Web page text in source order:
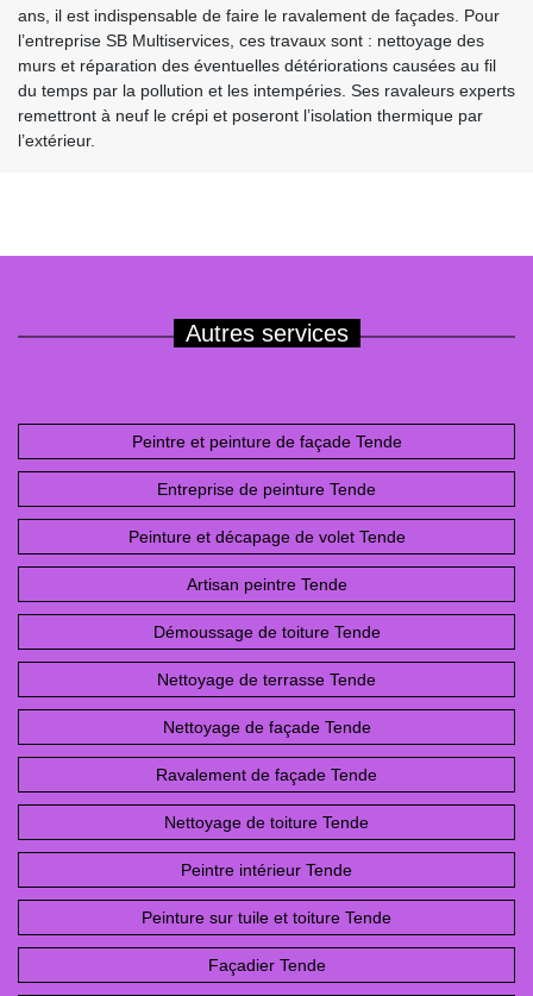
ans, il est indispensable de faire le ravalement de façades. Pour
l’entreprise SB Multiservices, ces travaux sont : nettoyage des
murs et réparation des éventuelles détériorations causées au fil
du temps par la pollution et les intempéries. Ses ravaleurs experts
remettront à neuf le crépi et poseront l’isolation thermique par
l’extérieur.
Autres services
Peintre et peinture de façade Tende
Entreprise de peinture Tende
Peinture et décapage de volet Tende
Artisan peintre Tende
Démoussage de toiture Tende
Nettoyage de terrasse Tende
Nettoyage de façade Tende
Ravalement de façade Tende
Nettoyage de toiture Tende
Peintre intérieur Tende
Peinture sur tuile et toiture Tende
Façadier Tende